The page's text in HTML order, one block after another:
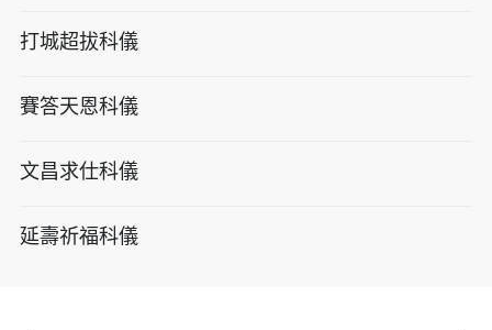
打城超拔科儀
賽答天恩科儀
文昌求仕科儀
延壽祈福科儀